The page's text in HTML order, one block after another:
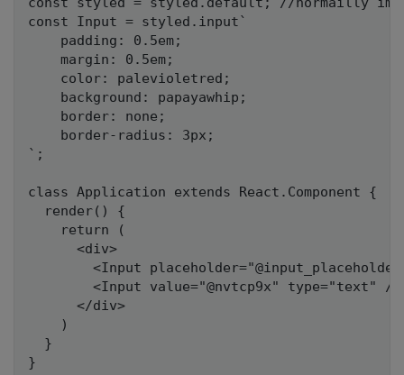
const Input = styled.input`
`;
class Application extends React.Component {
  render() {
    return (
      <div>
<Input
        <Input value="@nvtcp9x" type="text" />
      </div>
    )
  }